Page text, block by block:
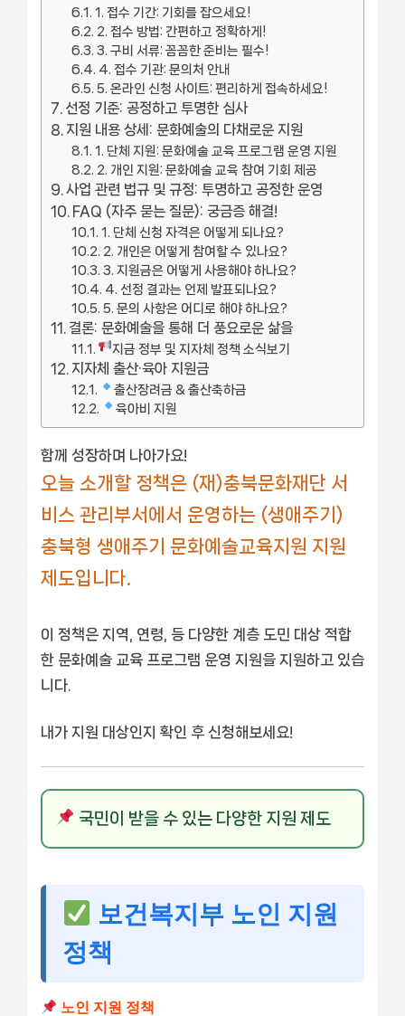
1. 접수 기간: 기회를 잡으세요!
2. 접수 방법: 간편하고 정확하게!
3. 구비 서류: 꼼꼼한 준비는 필수!
4. 접수 기관: 문의처 안내
5. 온라인 신청 사이트: 편리하게 접속하세요!
선정 기준: 공정하고 투명한 심사
지원 내용 상세: 문화예술의 다채로운 지원
1. 단체 지원: 문화예술 교육 프로그램 운영 지원
2. 개인 지원: 문화예술 교육 참여 기회 제공
사업 관련 법규 및 규정: 투명하고 공정한 운영
FAQ (자주 묻는 질문): 궁금증 해결!
1. 단체 신청 자격은 어떻게 되나요?
2. 개인은 어떻게 참여할 수 있나요?
3. 지원금은 어떻게 사용해야 하나요?
4. 선정 결과는 언제 발표되나요?
5. 문의 사항은 어디로 해야 하나요?
결론: 문화예술을 통해 더 풍요로운 삶을
지금 정부 및 지자체 정책 소식보기
지자체 출산·육아 지원금
출산장려금 & 출산축하금
육아비 지원
함께 성장하며 나아가요!
오늘 소개할 정책은 (재)충북문화재단 서
비스 관리부서에서 운영하는 (생애주기)
충북형 생애주기 문화예술교육지원 지원
제도입니다.
이 정책은 지역, 연령, 등 다양한 계층 도민 대상 적합
한 문화예술 교육 프로그램 운영 지원을 지원하고 있습
니다.
내가 지원 대상인지 확인 후 신청해보세요!
국민이 받을 수 있는 다양한 지원 제도
보건복지부 노인 지원
정책
노인 지원 정책